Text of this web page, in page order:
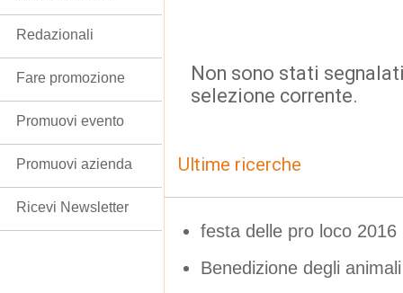
Non sono stati
selezione corrente.
Ultime ricerche
festa delle pro loco 2016
Benedizione degli animali
Redazionali
Fare promozione
Promuovi evento
Promuovi azienda
Ricevi Newsletter